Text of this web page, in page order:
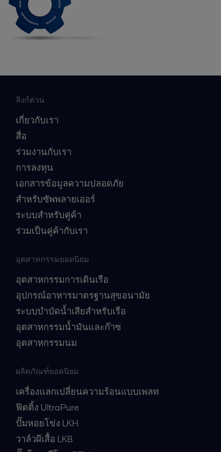
ลิงก์ด่วน
เกี่ยวกับเรา
สื่อ
ร่วมงานกับเรา
การลงทุน
เอกสารข้อมูลความปลอดภัย
สำหรับซัพพลายเออร์
ระบบสำหรับคู่ค้า
ร่วมเป็นคู่ค้ากับเรา
อุตสาหกรรมยอดนิยม
อุตสาหกรรมการเดินเรือ
อุปกรณ์อาหารมาตรฐานสุขอนามัย
ระบบบำบัดน้ำเสียสำหรับเรือ
อุตสาหกรรมน้ำมันและก๊าซ
อุตสาหกรรมนม
ผลิตภัณฑ์ยอดนิยม
เครื่องแลกเปลี่ยนความร้อนแบบเพลท
ฟิตติ้ง UltraPure
ปั๊มหอยโข่ง LKH
วาล์วผีเสื้อ LKB